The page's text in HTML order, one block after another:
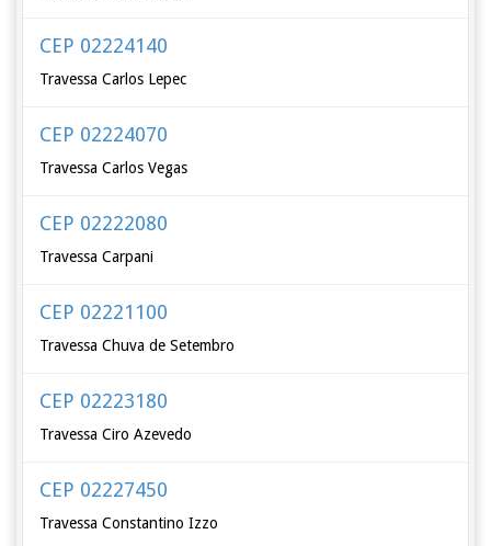
CEP 02224140
Travessa Carlos Lepec
CEP 02224070
Travessa Carlos Vegas
CEP 02222080
Travessa Carpani
CEP 02221100
Travessa Chuva de Setembro
CEP 02223180
Travessa Ciro Azevedo
CEP 02227450
Travessa Constantino Izzo